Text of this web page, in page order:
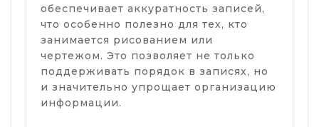
обеспечивает аккуратность записей,
что особенно полезно для тех, кто
занимается рисованием или
чертежом. Это позволяет не только
поддерживать порядок в записях, но
и значительно упрощает организацию
информации.